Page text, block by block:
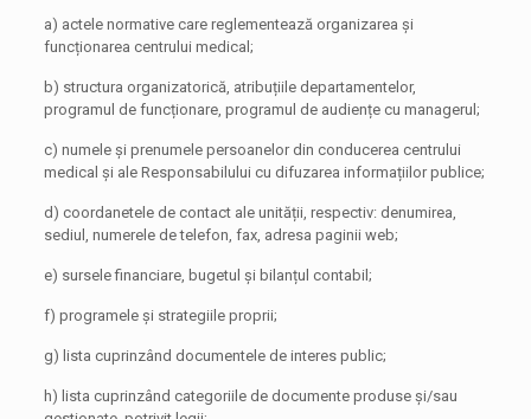
a) actele normative care reglementează organizarea și
funcționarea centrului medical;
b) structura organizatorică, atribuțiile departamentelor,
programul de funcționare, programul de audiențe cu managerul;
c) numele și prenumele persoanelor din conducerea centrului
medical și ale Responsabilului cu difuzarea informațiilor publice;
d) coordanetele de contact ale unității, respectiv: denumirea,
sediul, numerele de telefon, fax, adresa paginii web;
e) sursele financiare, bugetul și bilanțul contabil;
f) programele și strategiile proprii;
g) lista cuprinzând documentele de interes public;
h) lista cuprinzând categoriile de documente produse și/sau